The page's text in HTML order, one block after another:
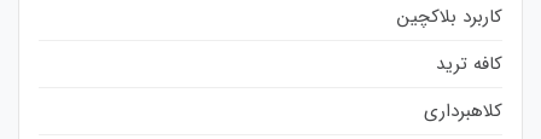
کاربرد بلاکچین
کافه ترید
کلاهبرداری